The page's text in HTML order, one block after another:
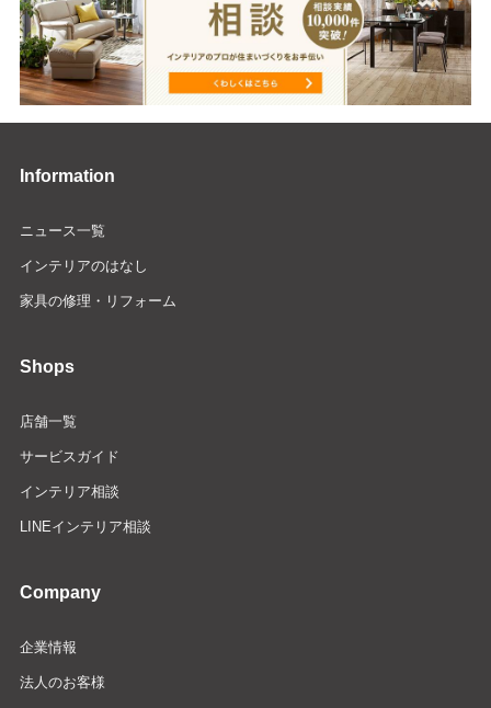
Information
ニュース一覧
インテリアのはなし
家具の修理・リフォーム
Shops
店舗一覧
サービスガイド
インテリア相談
LINEインテリア相談
Company
企業情報
法人のお客様